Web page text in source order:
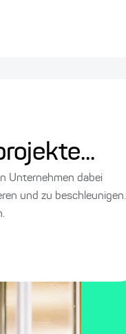
Unternehmen dabei
und zu beschleunigen.